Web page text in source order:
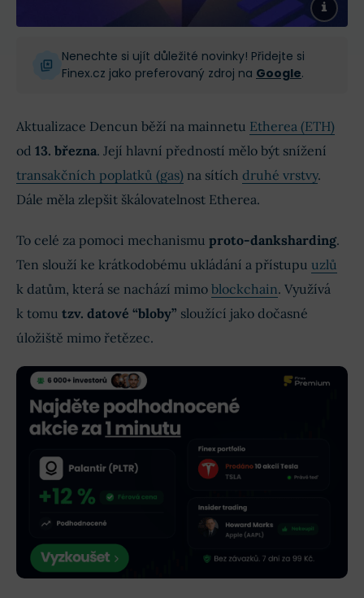
Nenechte si ujít důležité novinky! Přidejte si
Finex.cz jako preferovaný zdroj na Google.
Aktualizace Dencun běží na mainnetu Etherea (ETH)
od 13. března. Její hlavní předností mělo být snížení
transakčních poplatků (gas) na sítích druhé vrstvy.
Dále měla zlepšit škálovatelnost Etherea.
To celé za pomoci mechanismu proto-danksharding.
Ten slouží ke krátkodobému ukládání a přístupu uzlů
k datům, která se nachází mimo blockchain. Využívá
k tomu tzv. datové “bloby” sloužící jako dočasné
úložiště mimo řetězec.